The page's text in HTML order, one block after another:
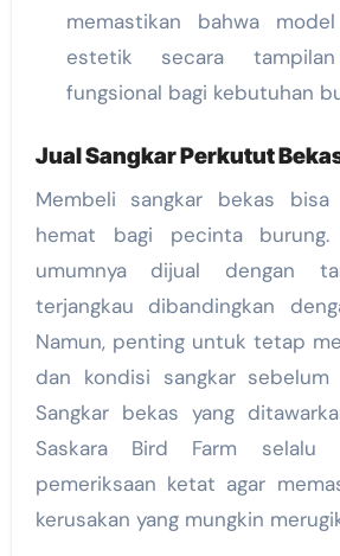
memastikan bahwa
estetik secara
fungsional bagi kebutuhan
Jual Sangkar Perkutut
Membeli sangkar bekas
hemat bagi pecinta burung.
umumnya dijual dengan
terjangkau dibandingkan
Namun, penting untuk tetap
dan kondisi sangkar
Sangkar bekas yang
Saskara Bird Farm selalu
pemeriksaan ketat agar
kerusakan yang mungkin